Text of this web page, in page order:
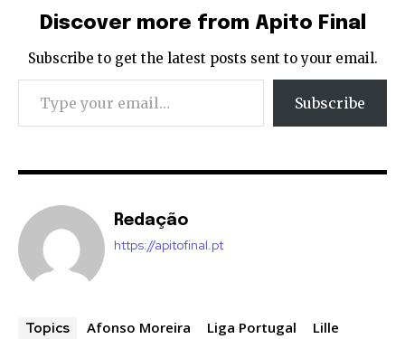
Discover more from Apito Final
Subscribe to get the latest posts sent to your email.
Type your email…
Subscribe
Redação
https://apitofinal.pt
Topics Afonso Moreira Liga Portugal
Lille